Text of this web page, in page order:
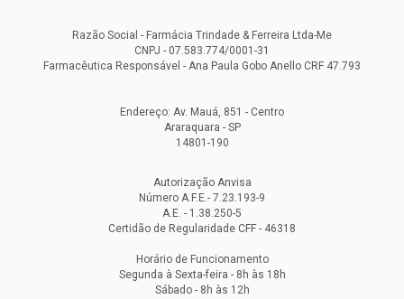
Razão Social - Farmácia Trindade & Ferreira Ltda-Me
CNPJ - 07.583.774/0001-31
Farmacêutica Responsável - Ana Paula Gobo Anello CRF 47.793
Endereço: Av. Mauá, 851 - Centro
Araraquara - SP
14801-190
Autorização Anvisa
Número A.F.E.- 7.23.193-9
A.E. - 1.38.250-5
Certidão de Regularidade CFF - 46318
Horário de Funcionamento
Segunda à Sexta-feira - 8h às 18h
Sábado - 8h às 12h